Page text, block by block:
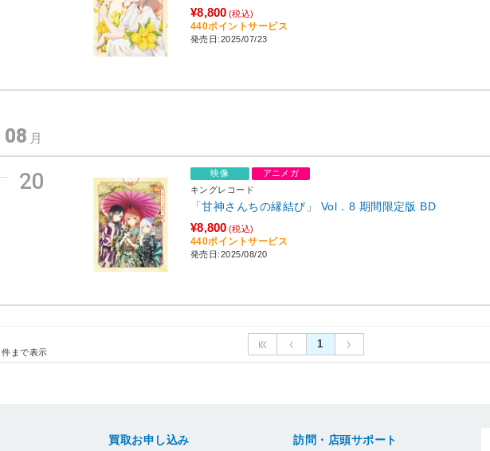
¥8,800 (税込)
440ポイントサービス
発売日:2025/07/23
08 月
20 映像
アニメガ
キングレコード
「甘神さんちの縁結び」 Vol．8 期間限定版 BD
¥8,800 (税込)
440ポイントサービス
発売日:2025/08/20
件まで表示
1
買取お申し込み 訪問・店頭サポート